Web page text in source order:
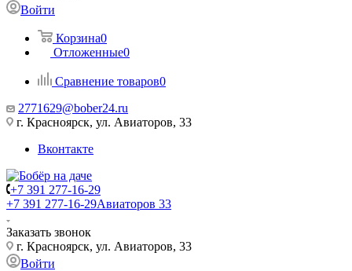
Войти
Корзина0
Отложенные0
Сравнение товаров0
2771629@bober24.ru
г. Красноярск, ул. Авиаторов, 33
Вконтакте
+7 391 277-16-29
+7 391 277-16-29Авиаторов 33
Заказать звонок
г. Красноярск, ул. Авиаторов, 33
Войти